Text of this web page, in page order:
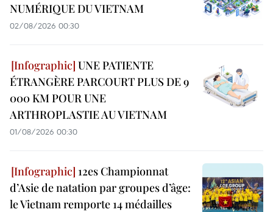
NUMÉRIQUE DU VIETNAM
02/08/2026 00:30
UNE PATIENTE
ÉTRANGÈRE PARCOURT PLUS DE 9
000 KM POUR UNE
ARTHROPLASTIE AU VIETNAM
01/08/2026 00:30
12es Championnat
d’Asie de natation par groupes d’âge:
le Vietnam remporte 14 médailles